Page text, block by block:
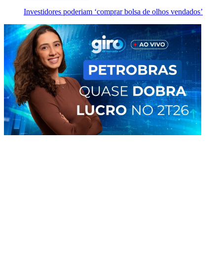
Investidores poderiam ‘comprar bolsa de olhos vendados’